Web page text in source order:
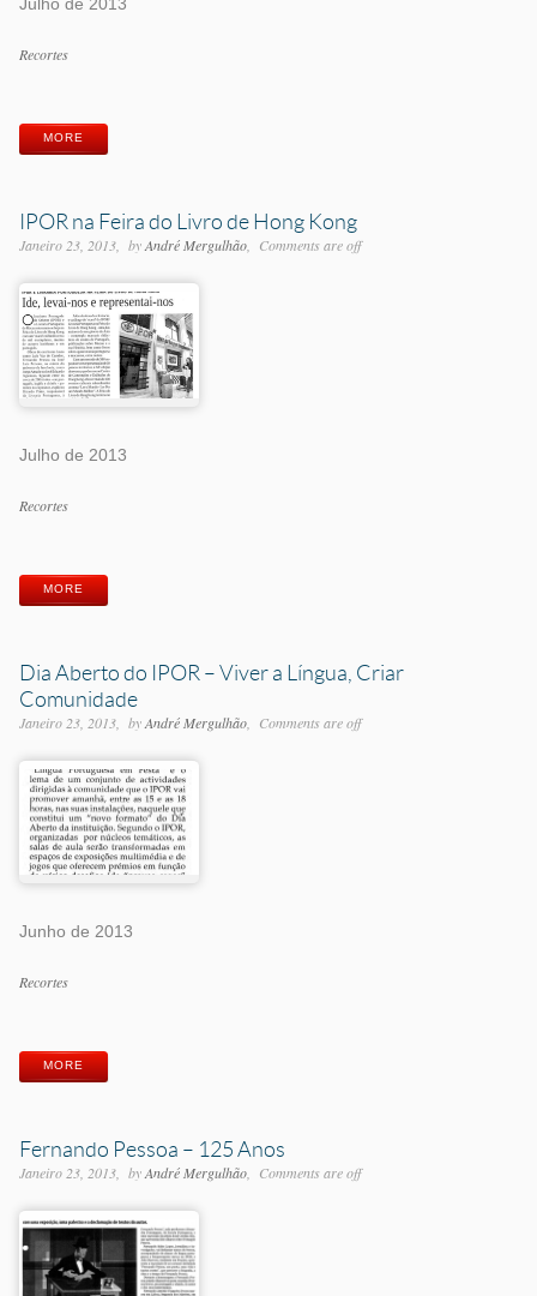
Categorias
Recortes
MORE
IPOR na Feira do Livro de Hong Kong
Janeiro 23, 2013 byAndré Mergulhão Comments are off
Julho de 2013
Categorias
Recortes
MORE
Dia Aberto do IPOR – Viver a Língua, Criar
Comunidade
Janeiro 23, 2013 byAndré Mergulhão Comments are off
Junho de 2013
Categorias
Recortes
MORE
Fernando Pessoa – 125 Anos
Janeiro 23, 2013 byAndré Mergulhão Comments are off